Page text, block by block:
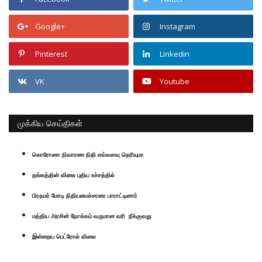
Google+ Instagram
Pinterest Linkedin
VK Youtube
முக்கிய செய்திகள்
கொரோனா நிவாரண நிதி எவ்வளவு தெரியுமா
தங்கத்தின் விலை புதிய உச்சத்தில்
பிரதமர் மோடி நிதியமைச்சரரை பாராட்டினார்
மத்திய அரசின் நோக்கம் வருமான வரி நீக்குவது
இன்றைய பெட்ரோல் விலை